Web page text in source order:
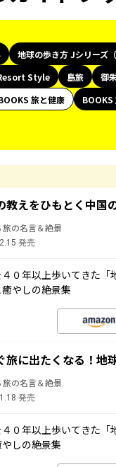
地球の歩き方 Jシリーズ（
Style 島旅 御
旅と健康 BOOKS
教えをひもとく中国
旅の名言＆絶景
発売
０年以上歩いてきた「
やしの絶景集
旅に出たくなる！地
旅の名言＆絶景
発売
０年以上歩いてきた「
しの絶景集